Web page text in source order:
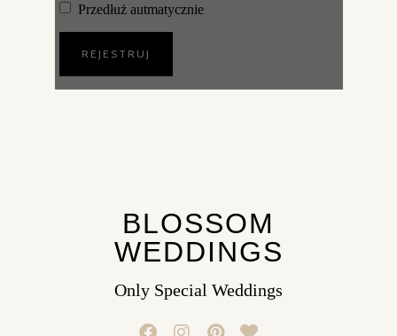
Przedłuż autmatycznie
BLOSSOM
WEDDINGS
Only Special Weddings